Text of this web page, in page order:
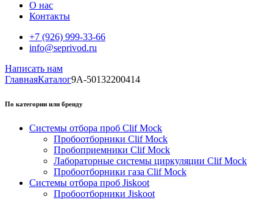
О нас
Контакты
+7 (926) 999-33-66
info@seprivod.ru
Написать нам
ГлавнаяКаталог9A-50132200414
По категории или бренду
Системы отбора проб Clif Mock
Пробоотборники Clif Mock
Пробоприемники Clif Mock
Лабораторные системы циркуляции Clif Mock
Пробоотборники газа Clif Mock
Системы отбора проб Jiskoot
Пробоотборники Jiskoot